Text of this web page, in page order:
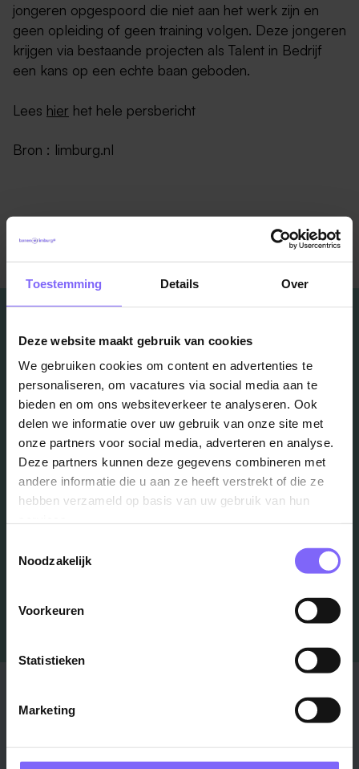
Toestemming Details Over
Deze website maakt gebruik van cookies
We gebruiken cookies om content en advertenties te
personaliseren, om vacatures via social media aan te
bieden en om ons websiteverkeer te analyseren. Ook
delen we informatie over uw gebruik van onze site met
onze partners voor social media, adverteren en analyse.
Deze partners kunnen deze gegevens combineren met
andere informatie die u aan ze heeft verstrekt of die ze
hebben verzameld op basis van uw gebruik van hun
Noodzakelijk
Voorkeuren
Statistieken
Marketing
jongeren opgespoord die niet aan het werk zijn en
geen opleiding of geen training volgen. Deze jongeren
krijgen via bestaande projecten als Talent in Bedrijf
een kans op een echte baan geboden.
Lees hier het hele persbericht
Bron : limburg.nl
Vacatures
in je mailbox?
Schrijf je in en we houden je op de hoogte